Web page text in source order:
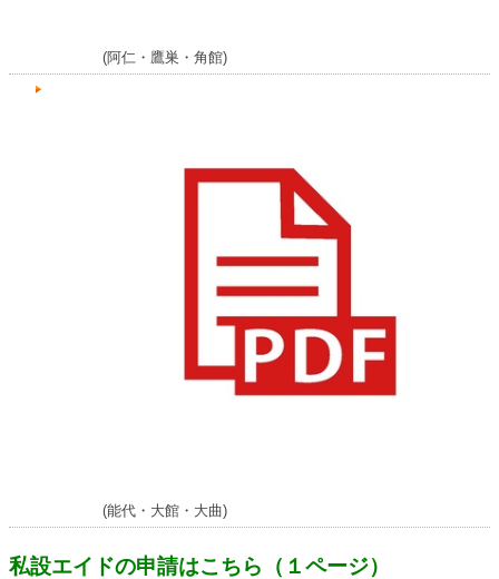
(阿仁・鷹巣・角館)
(能代・大館・大曲)
私設エイドの申請はこちら（１ページ）